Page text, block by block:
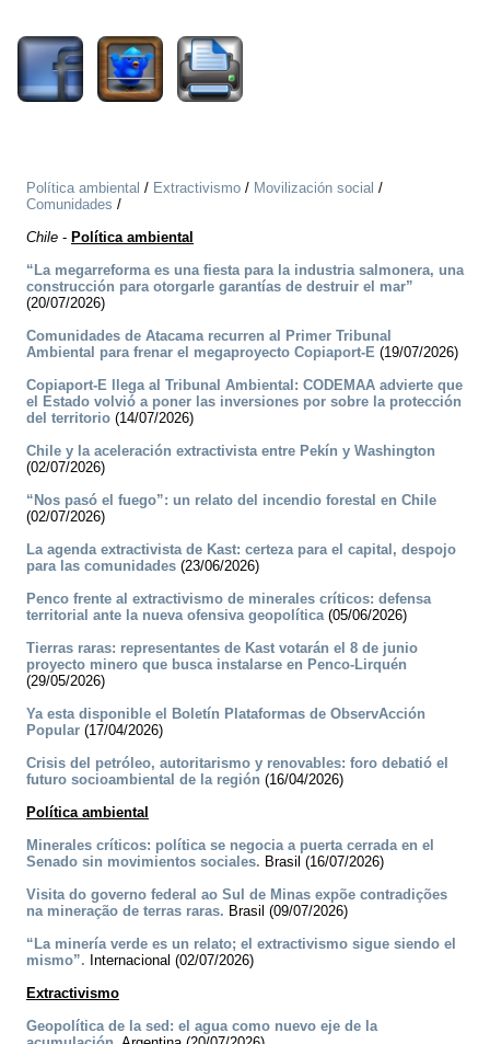
Política ambiental / Extractivismo / Movilización social /
Comunidades /
Chile - Política ambiental
“La megarreforma es una fiesta para la industria salmonera, una
construcción para otorgarle garantías de destruir el mar”
(20/07/2026)
Comunidades de Atacama recurren al Primer Tribunal
Ambiental para frenar el megaproyecto Copiaport-E (19/07/2026)
Copiaport-E llega al Tribunal Ambiental: CODEMAA advierte que
el Estado volvió a poner las inversiones por sobre la protección
del territorio (14/07/2026)
Chile y la aceleración extractivista entre Pekín y Washington
(02/07/2026)
“Nos pasó el fuego”: un relato del incendio forestal en Chile
(02/07/2026)
La agenda extractivista de Kast: certeza para el capital, despojo
para las comunidades (23/06/2026)
Penco frente al extractivismo de minerales críticos: defensa
territorial ante la nueva ofensiva geopolítica(05/06/2026)
Tierras raras: representantes de Kast votarán el 8 de junio
proyecto minero que busca instalarse en Penco-Lirquén
(29/05/2026)
Ya esta disponible el Boletín Plataformas de ObservAcción
Popular (17/04/2026)
Crisis del petróleo, autoritarismo y renovables: foro debatió el
futuro socioambiental de la región (16/04/2026)
Política ambiental
Minerales críticos: política se negocia a puerta cerrada en el
Senado sin movimientos sociales. Brasil (16/07/2026)
Visita do governo federal ao Sul de Minas expõe contradições
na mineração de terras raras. Brasil (09/07/2026)
“La minería verde es un relato; el extractivismo sigue siendo el
mismo”. Internacional (02/07/2026)
Extractivismo
Geopolítica de la sed: el agua como nuevo eje de la